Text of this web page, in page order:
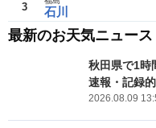
3 石川
最新のお天気ニュース
秋田県で1
速報・記録
2026.08.09